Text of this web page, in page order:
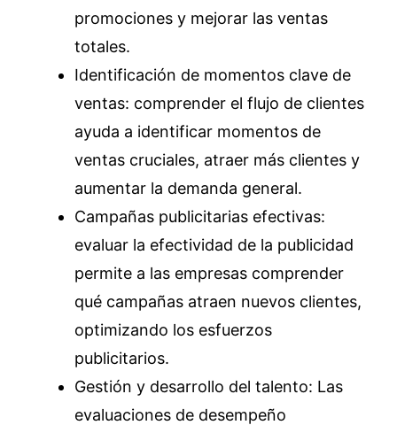
promociones y mejorar las ventas
totales.
Identificación de momentos clave de
ventas: comprender el flujo de clientes
ayuda a identificar momentos de
ventas cruciales, atraer más clientes y
aumentar la demanda general.
Campañas publicitarias efectivas:
evaluar la efectividad de la publicidad
permite a las empresas comprender
qué campañas atraen nuevos clientes,
optimizando los esfuerzos
publicitarios.
Gestión y desarrollo del talento: Las
evaluaciones de desempeño